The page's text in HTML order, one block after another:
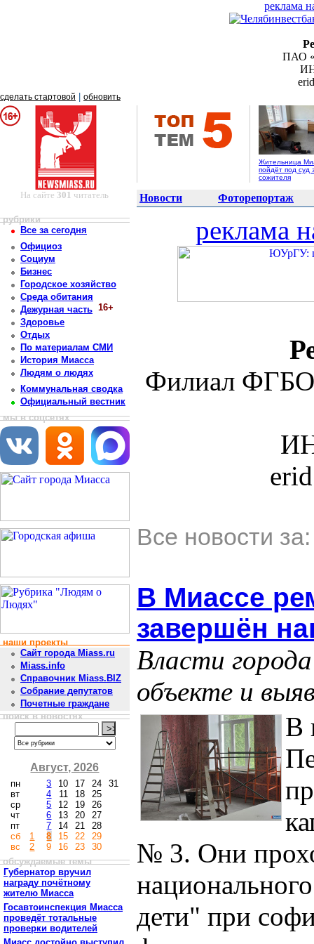
реклама
ПАО
сделать стартовой обновить
Жительница
пойдёт под суд
сожителя
На сайте301 читатель Новости Фоторепортаж
рубрики
Все за сегодня
Официоз
Социум
Бизнес
Городское хозяйство
Среда обитания
Дежурная часть 16+
Здоровье
Отдых
По материалам СМИ
История Миасса
Людям о людях
Коммунальная сводка
Официальный вестник
мы в соцсетях
наши проекты
Сайт города Miass.ru
Miass.info
Справочник Miass.BIZ
Собрание депутатов
Почетные граждане
поиск в новостях
Август, 2026
пн
вт
ср
чт
пт
сб
вс
1
2
3
4
5
6
7
8
9
10
11
12
13
14
15
16
17
18
19
20
21
22
23
24
25
26
27
28
29
30
31
обсуждаемые темы
Губернатор вручил
награду почётному
жителю Миасса
Госавтоинспекция Миасса
проведёт тотальные
проверки водителей
реклама
Филиал
Все новости
В Миассе
завершён
Власти
объекте и
В
№ 3. Они
дети" при